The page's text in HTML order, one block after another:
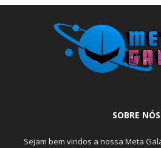
SOBRE NÓS
Sejam bem vindos a nossa Meta